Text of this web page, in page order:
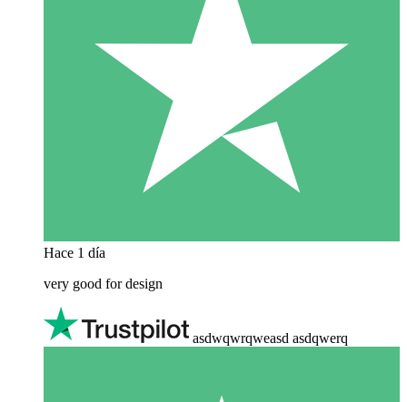
Hace 1 día
very good for design
asdwqwrqweasd asdqwerq